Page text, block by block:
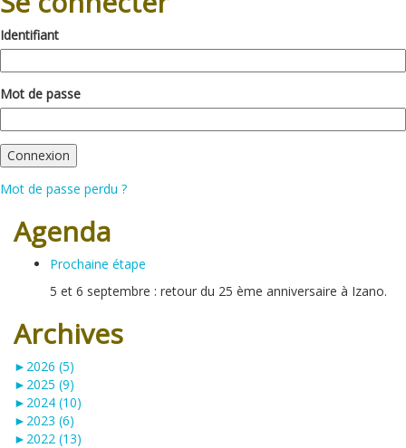
Identifiant
Mot de passe
Mot de passe perdu ?
Agenda
Prochaine étape
5 et 6 septembre : retour du 25 ème anniversaire à Izano.
Archives
► 2026 (5)
► 2025 (9)
► 2024 (10)
► 2023 (6)
► 2022 (13)